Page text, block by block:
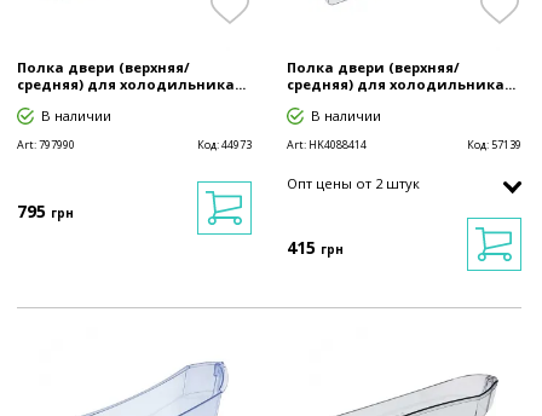
Полка двери (верхняя/
средняя) для холодильника...
В наличии
Art:797990 Код:44973
795 грн
Полка двери (верхняя/
средняя) для холодильника...
В наличии
Art: HK4088414 Код:57139
Опт цены от 2 штук
415 грн